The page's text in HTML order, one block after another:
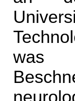
was